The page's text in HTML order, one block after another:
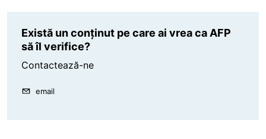
Există un conținut pe care ai vrea ca AFP
să îl verifice?
Contactează-ne
email